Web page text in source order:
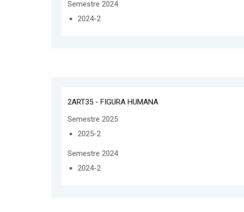
Semestre 2024
2024-2
2ART35 - FIGURA HUMANA
Semestre 2025
2025-2
Semestre 2024
2024-2